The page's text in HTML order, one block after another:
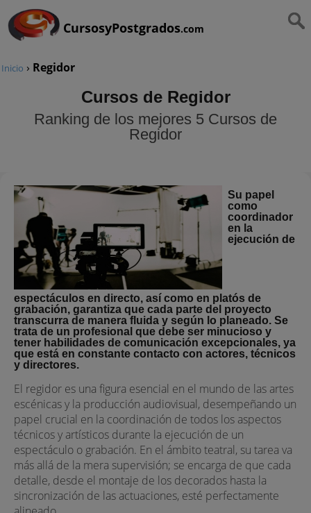
CursosyPostgrados.com
Inicio › Regidor
Cursos de Regidor
Ranking de los mejores 5 Cursos de
Regidor
Su papel
como
coordinador
en la
ejecución de
espectáculos en directo, así como en platós de
grabación, garantiza que cada parte del proyecto
transcurra de manera fluida y según lo planeado. Se
trata de un profesional que debe ser minucioso y
tener habilidades de comunicación excepcionales, ya
que está en constante contacto con actores, técnicos
y directores.
El regidor es una figura esencial en el mundo de las artes
escénicas y la producción audiovisual, desempeñando un
papel crucial en la coordinación de todos los aspectos
técnicos y artísticos durante la ejecución de un
espectáculo o grabación. En el ámbito teatral, su tarea va
más allá de la mera supervisión; se encarga de que cada
detalle, desde el montaje de los decorados hasta la
sincronización de las actuaciones, esté perfectamente